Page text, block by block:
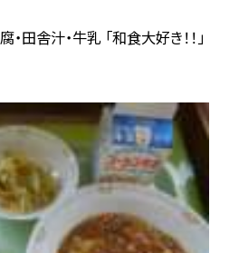
田舎汁・牛乳 「和食大好き！！」